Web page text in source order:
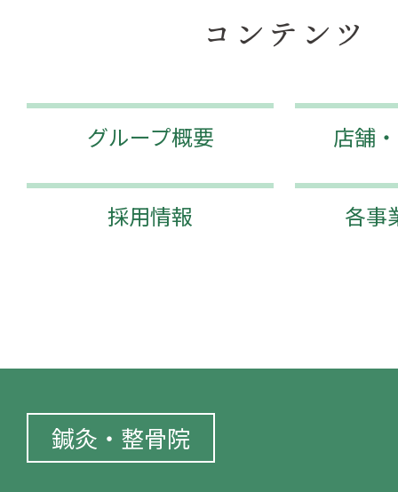
コンテンツ
グループ概要 店舗
採用情報 各事
鍼灸・整骨院